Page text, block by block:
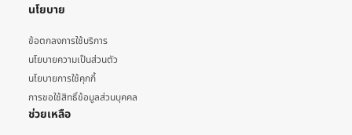
นโยบาย
ข้อตกลงการใช้บริการ
นโยบายความเป็นส่วนตัว
นโยบายการใช้คุกกี้
การขอใช้สิทธิ์ข้อมูลส่วนบุคคล
ช่วยเหลือ